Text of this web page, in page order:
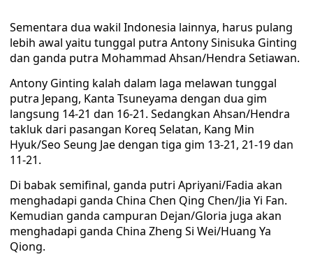
Sementara dua wakil Indonesia lainnya, harus pulang
lebih awal yaitu tunggal putra Antony Sinisuka Ginting
dan ganda putra Mohammad Ahsan/Hendra Setiawan.
Antony Ginting kalah dalam laga melawan tunggal
putra Jepang, Kanta Tsuneyama dengan dua gim
langsung 14-21 dan 16-21. Sedangkan Ahsan/Hendra
takluk dari pasangan Koreq Selatan, Kang Min
Hyuk/Seo Seung Jae dengan tiga gim 13-21, 21-19 dan
11-21.
Di babak semifinal, ganda putri Apriyani/Fadia akan
menghadapi ganda China Chen Qing Chen/Jia Yi Fan.
Kemudian ganda campuran Dejan/Gloria juga akan
menghadapi ganda China Zheng Si Wei/Huang Ya
Qiong.